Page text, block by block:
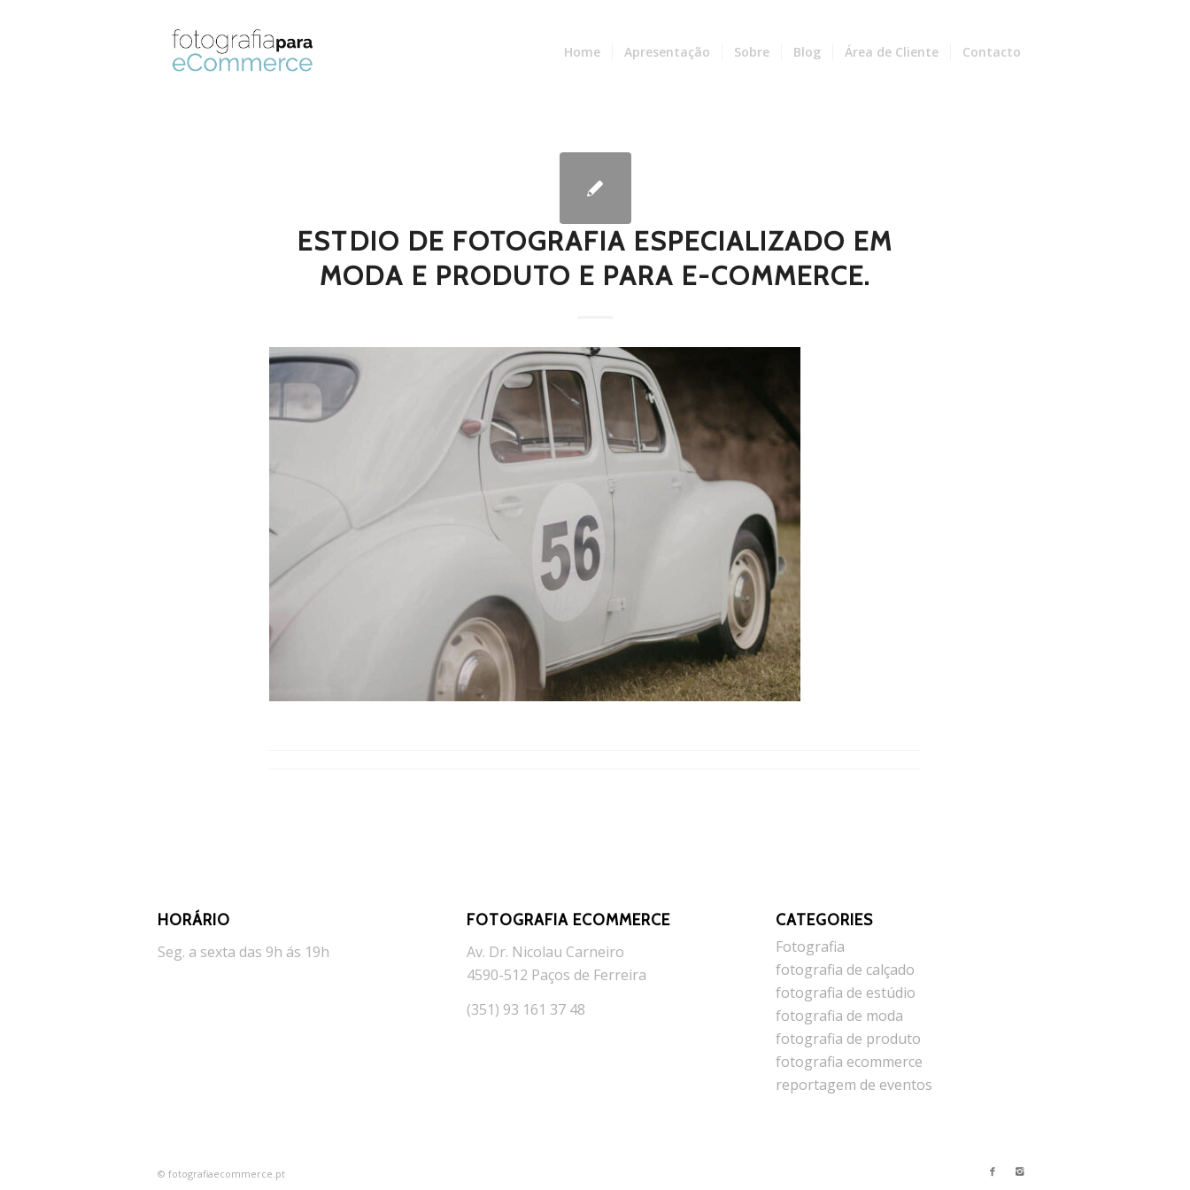
Home Apresentação Sobre Blog Área de Cliente Contacto
ESTDIO DE FOTOGRAFIA ESPECIALIZADO EM
MODA E PRODUTO E PARA E-COMMERCE.
HORÁRIO
Seg. a sexta das 9h ás 19h
FOTOGRAFIA ECOMMERCE
Av. Dr. Nicolau Carneiro
4590-512 Paços de Ferreira
(351) 93 161 37 48
CATEGORIES
Fotografia
fotografia de calçado
fotografia de estúdio
fotografia de moda
fotografia de produto
fotografia ecommerce
reportagem de eventos
© fotografiaecommerce.pt